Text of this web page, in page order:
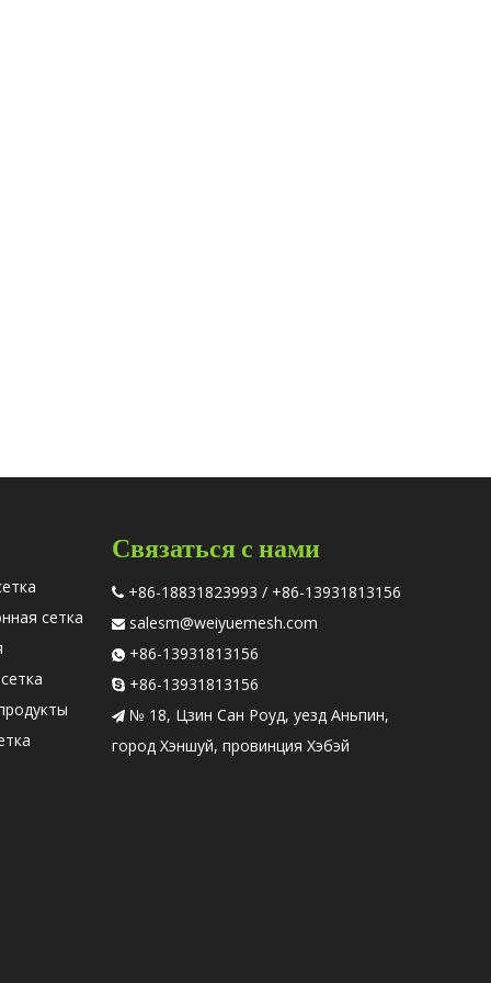
сетка
Связаться с нами
+86-18831823993 / +86-13931813156
 salesm@weiyuemesh.com
+86-13931813156
+86-13931813156
№ 18, Цзин Сан Роуд, уезд Аньпин,
город Хэншуй, провинция Хэбэй